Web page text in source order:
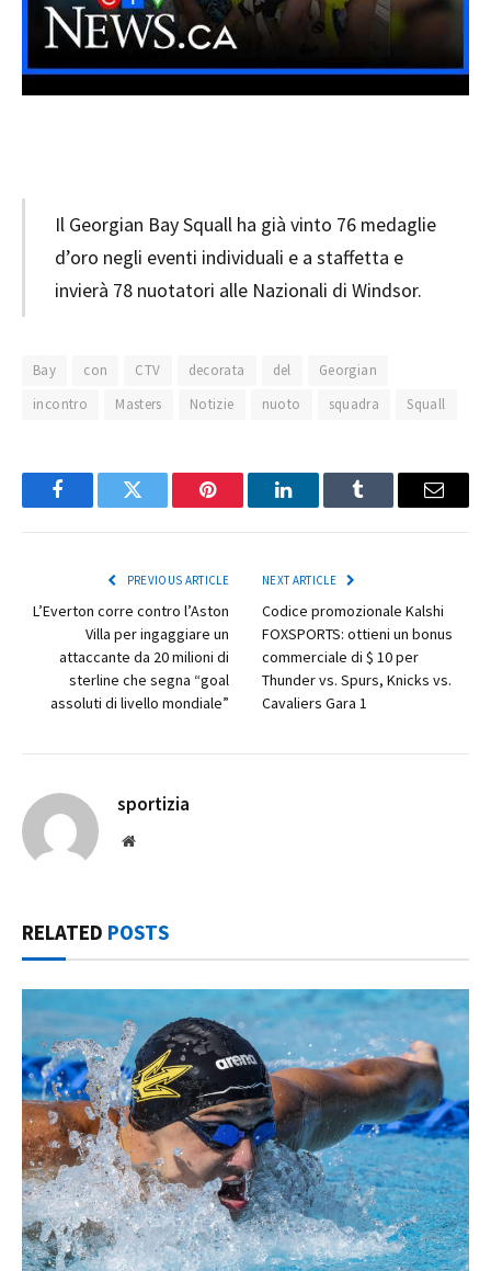
Il Georgian Bay Squall ha già vinto 76 medaglie
d’oro negli eventi individuali e a staffetta e
invierà 78 nuotatori alle Nazionali di Windsor.
Bay con CTV decorata del
Georgian
incontro
Masters Notizie nuoto squadra Squall
FacebookTwitter Pinterest LinkedInTumblr Email
PREVIOUS ARTICLE
L’Everton corre contro l’Aston
Villa per ingaggiare un
attaccante da 20 milioni di
sterline che segna “goal
assoluti di livello mondiale”
NEXT ARTICLE
Codice promozionale Kalshi
FOXSPORTS: ottieni un bonus
commerciale di $ 10 per
Thunder vs. Spurs, Knicks vs.
Cavaliers Gara 1
sportizia
Website
RELATED POSTS